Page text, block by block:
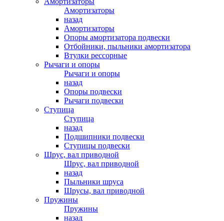
Амортизаторы
назад
Амортизаторы
Опоры амортизатора подвески
Отбойники, пыльники амортизатора
Втулки рессорные
Рычаги и опоры
Рычаги и опоры
назад
Опоры подвески
Рычаги подвески
Ступица
Ступица
назад
Подшипники подвески
Ступицы подвески
Шрус, вал приводной
Шрус, вал приводной
назад
Пыльники шруса
Шрусы, вал приводной
Пружины
Пружины
назад